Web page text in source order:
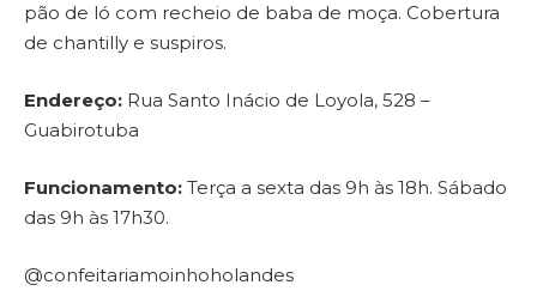
pão de ló com recheio de baba de moça. Cobertura
de chantilly e suspiros.
Endereço: Rua Santo Inácio de Loyola, 528 –
Guabirotuba
Funcionamento: Terça a sexta das 9h às 18h. Sábado
das 9h às 17h30.
@confeitariamoinhoholandes